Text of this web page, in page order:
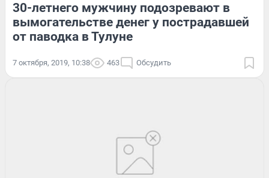
30-летнего мужчину подозревают в
вымогательстве денег у пострадавшей
от паводка в Тулуне
7 октября, 2019, 10:38 463 Обсудить